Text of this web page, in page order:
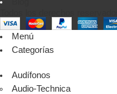
Menú
Categorías
Audífonos
Audio-Technica